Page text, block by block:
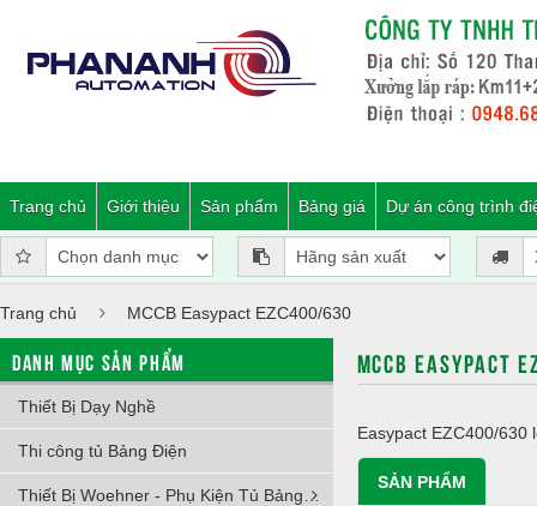
Trang chủ Giới thiệu Sản phẩm Bảng giá Dự án công trình
Trang chủ MCCB Easypact EZC400/630
MCCB EASYPACT
Easypact EZC400/630
SẢN PHẨM
DANH MỤC SẢN PHẨM
Thiết Bị Dạy Nghề
Thi công tủ Bảng Điện
Thiết Bị Woehner - Phụ Kiện Tủ Bảng Điện